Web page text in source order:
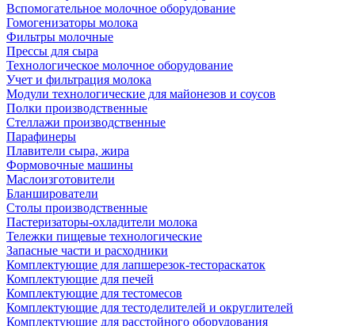
Вспомогательное молочное оборудование
Гомогенизаторы молока
Фильтры молочные
Прессы для сыра
Технологическое молочное оборудование
Учет и фильтрация молока
Модули технологические для майонезов и соусов
Полки производственные
Стеллажи производственные
Парафинеры
Плавители сыра, жира
Формовочные машины
Маслоизготовители
Бланширователи
Столы производственные
Пастеризаторы-охладители молока
Тележки пищевые технологические
Запасные части и расходники
Комплектующие для лапшерезок-тестораскаток
Комплектующие для печей
Комплектующие для тестомесов
Комплектующие для тестоделителей и округлителей
Комплектующие для расстойного оборудования